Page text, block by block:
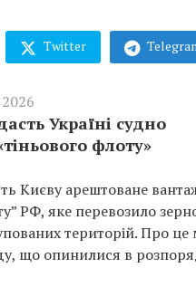
Twitter
Україні судно
флоту»
Києву арештоване
РФ, яке перевозило
територій. Про це
що опинилися в